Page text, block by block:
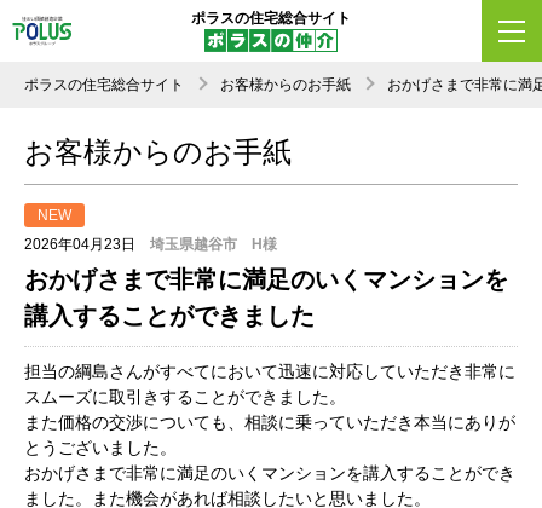
ポラスの住宅総合サイト
ポラスの住宅総合サイト お客様からのお手紙 おかげさまで非常に満
お客様からのお手紙
2026年04月23日 埼玉県越谷市 H様
NEW
おかげさまで非常に満足のいくマンションを
講入することができました
担当の綱島さんがすべてにおいて迅速に対応していただき非常に
スムーズに取引きすることができました。
また価格の交渉についても、相談に乗っていただき本当にありが
とうございました。
おかげさまで非常に満足のいくマンションを講入することができ
ました。また機会があれば相談したいと思いました。